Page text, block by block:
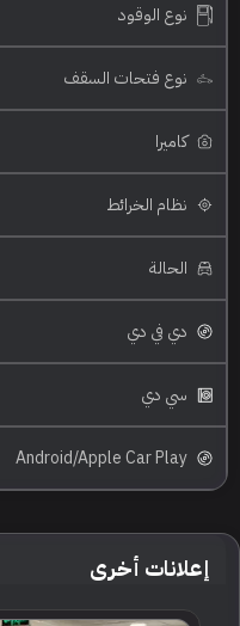
نوع الوقود
نوع فتحات السقف
كاميرا
نظام الخرائط
الحالة
دي في دي
سي دي
Android/Apple Car Play
إعلانات أخرى